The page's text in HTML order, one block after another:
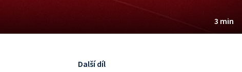
3 min
Další díl